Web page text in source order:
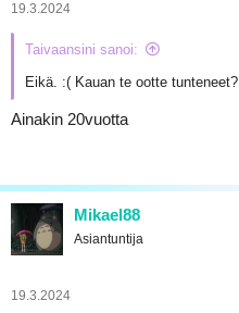
19.3.2024
Taivaansini sanoi:
Eikä. :( Kauan te ootte tunteneet?
Ainakin 20vuotta
Mikael88
Asiantuntija
19.3.2024